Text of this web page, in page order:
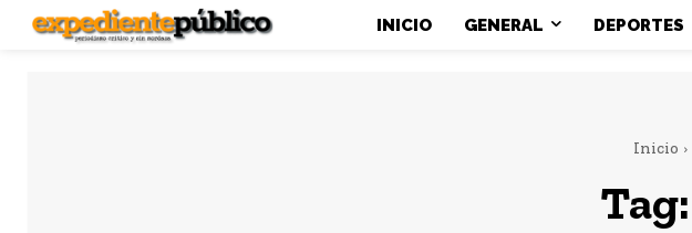
INICIO GENERAL DEPORTES
Inicio
Tag: